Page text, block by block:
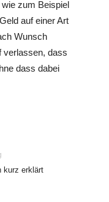
zum Beispiel
auf einer Art
Wunsch
verlassen, dass
dass dabei
kurz erklärt